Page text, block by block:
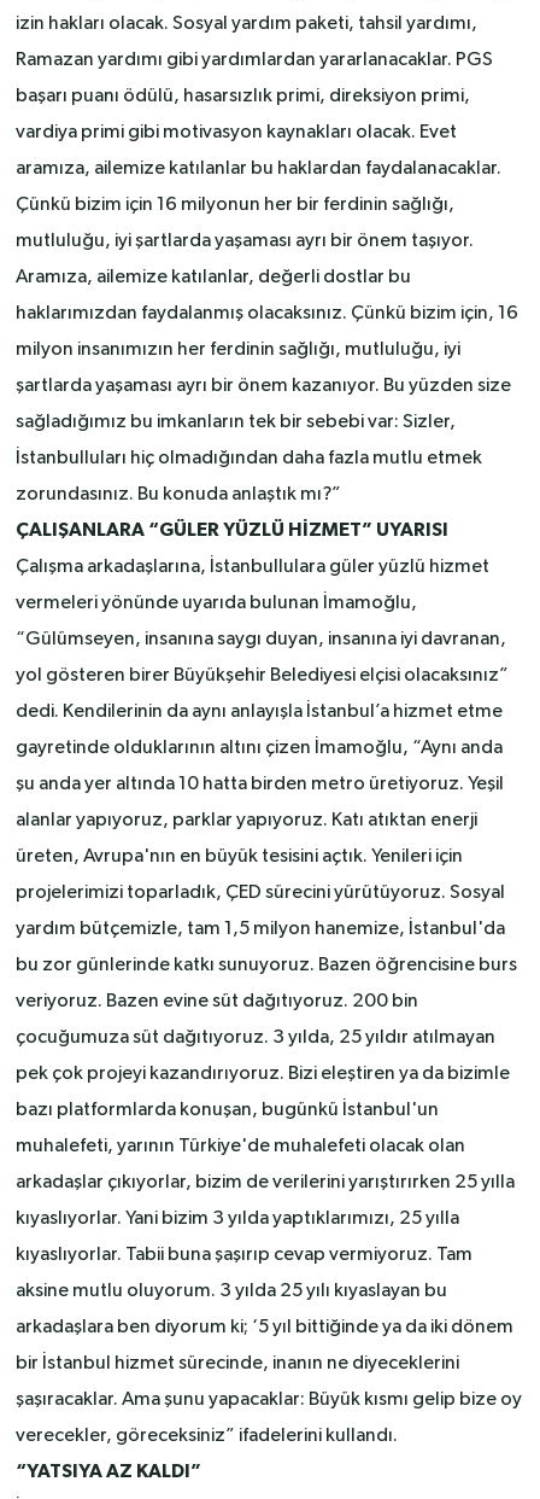
izin hakları olacak. Sosyal yardım paketi, tahsil yardımı,
Ramazan yardımı gibi yardımlardan yararlanacaklar. PGS
başarı puanı ödülü, hasarsızlık primi, direksiyon primi,
vardiya primi gibi motivasyon kaynakları olacak. Evet
aramıza, ailemize katılanlar bu haklardan faydalanacaklar.
Çünkü bizim için 16 milyonun her bir ferdinin sağlığı,
mutluluğu, iyi şartlarda yaşaması ayrı bir önem taşıyor.
Aramıza, ailemize katılanlar, değerli dostlar bu
haklarımızdan faydalanmış olacaksınız. Çünkü bizim için, 16
milyon insanımızın her ferdinin sağlığı, mutluluğu, iyi
şartlarda yaşaması ayrı bir önem kazanıyor. Bu yüzden size
sağladığımız bu imkanların tek bir sebebi var: Sizler,
İstanbulluları hiç olmadığından daha fazla mutlu etmek
zorundasınız. Bu konuda anlaştık mı?”
ÇALIŞANLARA “GÜLER YÜZLÜ HİZMET” UYARISI
Çalışma arkadaşlarına, İstanbullulara güler yüzlü hizmet
vermeleri yönünde uyarıda bulunan İmamoğlu,
“Gülümseyen, insanına saygı duyan, insanına iyi davranan,
yol gösteren birer Büyükşehir Belediyesi elçisi olacaksınız”
dedi. Kendilerinin da aynı anlayışla İstanbul’a hizmet etme
gayretinde olduklarının altını çizen İmamoğlu, “Aynı anda
şu anda yer altında 10 hatta birden metro üretiyoruz. Yeşil
alanlar yapıyoruz, parklar yapıyoruz. Katı atıktan enerji
üreten, Avrupa'nın en büyük tesisini açtık. Yenileri için
projelerimizi toparladık, ÇED sürecini yürütüyoruz. Sosyal
yardım bütçemizle, tam 1,5 milyon hanemize, İstanbul'da
bu zor günlerinde katkı sunuyoruz. Bazen öğrencisine burs
veriyoruz. Bazen evine süt dağıtıyoruz. 200 bin
çocuğumuza süt dağıtıyoruz. 3 yılda, 25 yıldır atılmayan
pek çok projeyi kazandırıyoruz. Bizi eleştiren ya da bizimle
bazı platformlarda konuşan, bugünkü İstanbul'un
muhalefeti, yarının Türkiye'de muhalefeti olacak olan
arkadaşlar çıkıyorlar, bizim de verilerini yarıştırırken 25 yılla
kıyaslıyorlar. Yani bizim 3 yılda yaptıklarımızı, 25 yılla
kıyaslıyorlar. Tabii buna şaşırıp cevap vermiyoruz. Tam
aksine mutlu oluyorum. 3 yılda 25 yılı kıyaslayan bu
arkadaşlara ben diyorum ki; ‘5 yıl bittiğinde ya da iki dönem
bir İstanbul hizmet sürecinde, inanın ne diyeceklerini
şaşıracaklar. Ama şunu yapacaklar: Büyük kısmı gelip bize oy
verecekler, göreceksiniz” ifadelerini kullandı.
“YATSIYA AZ KALDI”